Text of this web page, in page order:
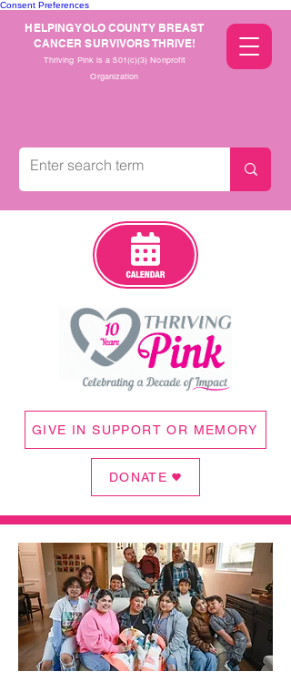
Consent Preferences
HELPING YOLO COUNTY BREAST
CANCER SURVIVORS THRIVE!
Thriving Pink is a 501(c)(3) Nonprofit
Organization
GIVE IN SUPPORT OR MEMORY
DONATE